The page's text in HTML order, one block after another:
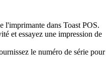
l'imprimante dans Toast POS.
et essayez une impression de
le numéro de série pour